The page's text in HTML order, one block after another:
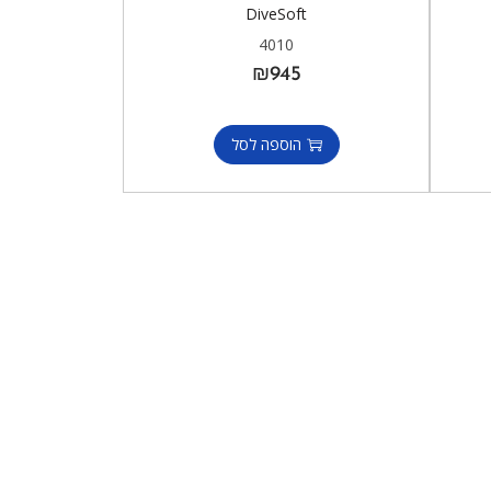
DiveSoft
4010
₪945
הוספה לסל